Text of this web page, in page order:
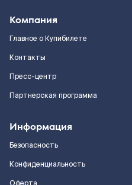
Компания
Главное о Купибилете
Контакты
Пресс-центр
Партнерская программа
Информация
Безопасность
Конфиденциальность